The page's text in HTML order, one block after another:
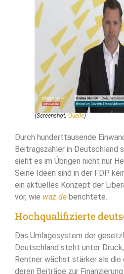
(Screenshot; Quelle)
Durch hunderttausende
Beitragszahler in Deutschland
sieht es im Übrigen nicht nur
Seine Ideen sind in der FDP
ein aktuelles Konzept der
vor, wie waz.de berichtete.
Hochqualifizierte
Das Umlagesystem der
Deutschland steht unter
Rentner wächst stärker als die
deren Beiträge zur